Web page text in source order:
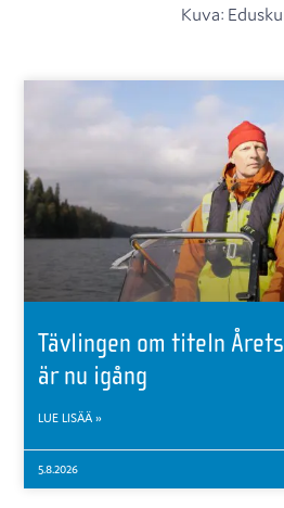
Kuva:
Tävlingen om titeln
är nu igång
LUE LISÄÄ »
5.8.2026